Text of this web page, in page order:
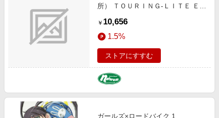
所） ＴＯＵＲＩＮＧ-ＬＩＴＥ Ｅｚ
ル／自転車 ブラック PDL15300
￥ 10,656
1.5%
ストアにすすむ
ガールズ×ロードバイク 1